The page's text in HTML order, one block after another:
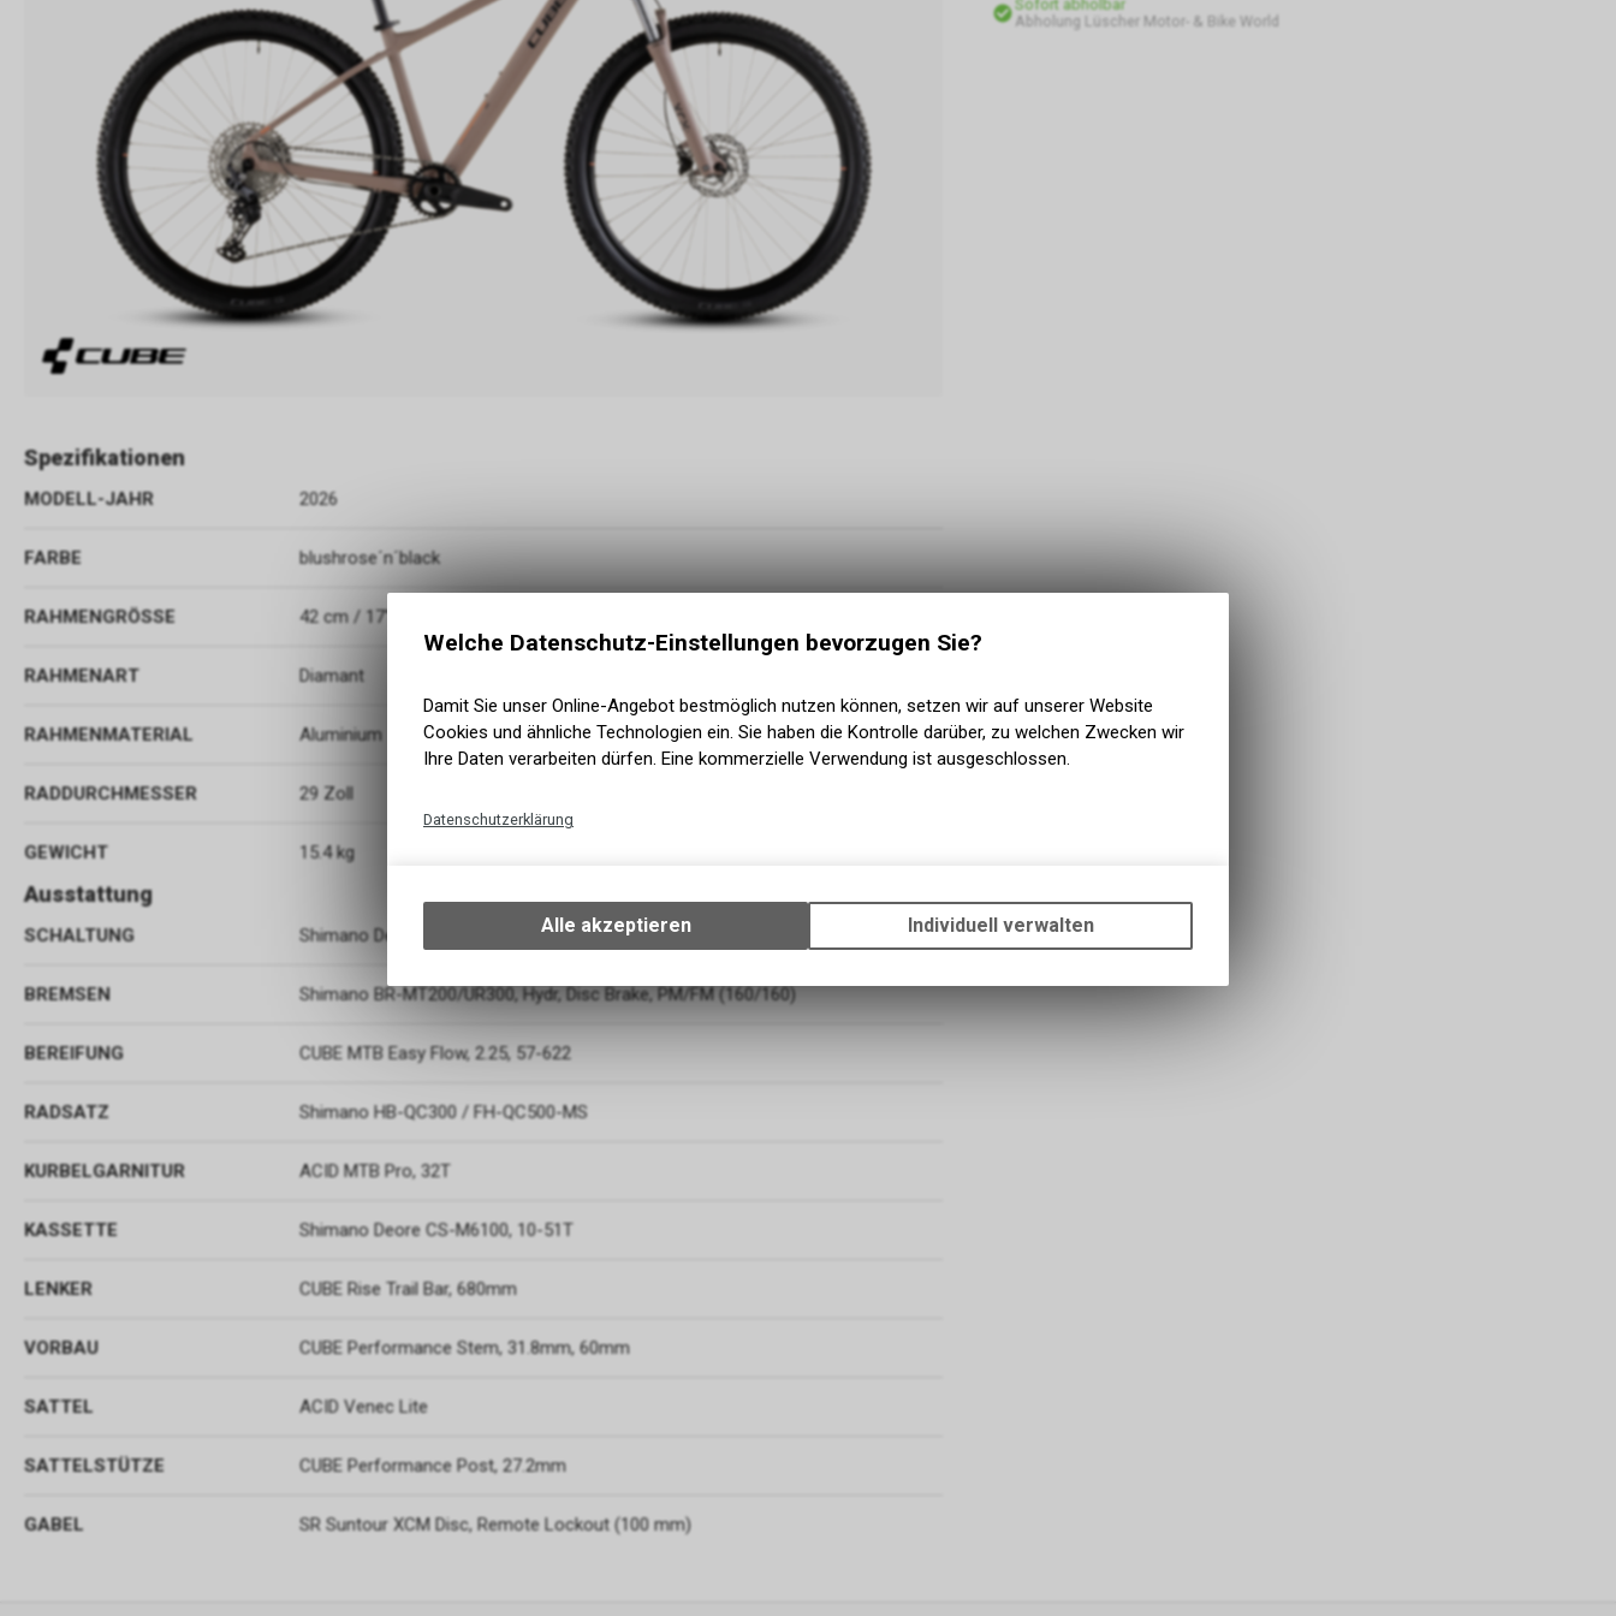
Sofort abholbar
Abholung Lüscher Motor- & Bike World
Spezifikationen
MODELL-JAHR 2026
FARBE blushrose´n´black
RAHMENGRÖSSE 42 cm / 17" (M)
RAHMENART Diamant
RAHMENMATERIAL Aluminium
RADDURCHMESSER 29 Zoll
GEWICHT 15.4 kg
Ausstattung
SCHALTUNG Shimano Deore RD-M6100-SGS, ShadowPlus, 12-Speed
BREMSEN Shimano BR-MT200/UR300, Hydr, Disc Brake, PM/FM (160/160)
BEREIFUNG CUBE MTB Easy Flow, 2.25, 57-622
RADSATZ Shimano HB-QC300 / FH-QC500-MS
KURBELGARNITUR ACID MTB Pro, 32T
KASSETTE Shimano Deore CS-M6100, 10-51T
LENKER CUBE Rise Trail Bar, 680mm
VORBAU CUBE Performance Stem, 31.8mm, 60mm
SATTEL ACID Venec Lite
SATTELSTÜTZE CUBE Performance Post, 27.2mm
GABEL SR Suntour XCM Disc, Remote Lockout (100 mm)
Welche Datenschutz-Einstellungen bevorzugen Sie?
Damit Sie unser Online-Angebot bestmöglich nutzen können, setzen wir auf unserer Website
Cookies und ähnliche Technologien ein. Sie haben die Kontrolle darüber, zu welchen Zwecken wir
Ihre Daten verarbeiten dürfen. Eine kommerzielle Verwendung ist ausgeschlossen.
Datenschutzerklärung
Ihrem Gerät, um die grundlegenden Funktionen unseres Online-Angebots, wie die
Verwendung des Warenkorbs, zu ermöglichen. Bitte beachten Sie, dass die
zulassen.
Alle akzeptieren Individuell verwalten